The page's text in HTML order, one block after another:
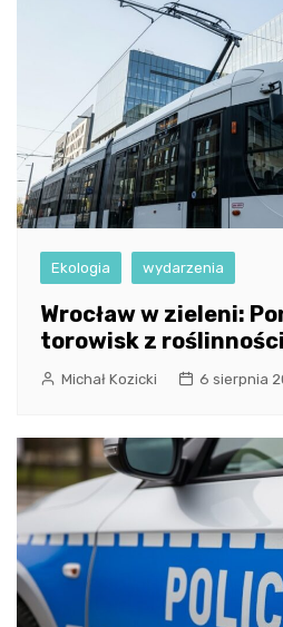
Ekologia wydarzenia
Wrocław w zieleni:
torowisk z
Michał Kozicki 6 sierpnia